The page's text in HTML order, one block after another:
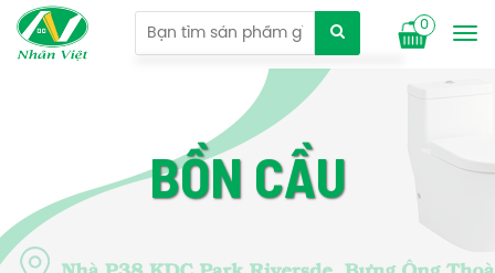
0
BỒN CẦU